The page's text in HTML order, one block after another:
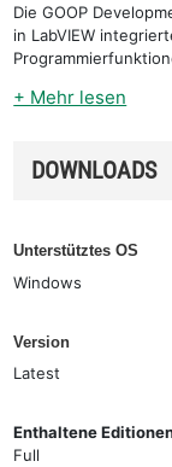
Die GOOP
in LabVIEW
+ Mehr lesen
DOWNLOADS
Unterstütztes OS
Windows
Version
Latest
Enthaltene
Full